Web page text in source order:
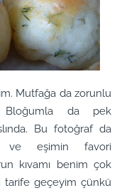
Mutfağa da zorunlu
Bloğumla da pek
Bu fotoğraf da
ve eşimin favori
kıvamı benim çok
tarife geçeyim çünkü